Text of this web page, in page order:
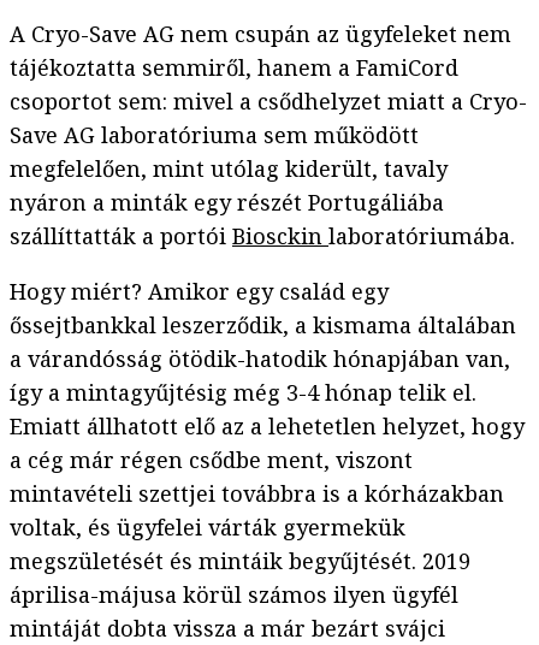
A Cryo-Save AG nem csupán az ügyfeleket nem
tájékoztatta semmiről, hanem a FamiCord
csoportot sem: mivel a csődhelyzet miatt a Cryo-
Save AG laboratóriuma sem működött
megfelelően, mint utólag kiderült, tavaly
nyáron a minták egy részét Portugáliába
szállíttatták a portói Biosckin laboratóriumába.
Hogy miért? Amikor egy család egy
őssejtbankkal leszerződik, a kismama általában
a várandósság ötödik-hatodik hónapjában van,
így a mintagyűjtésig még 3-4 hónap telik el.
Emiatt állhatott elő az a lehetetlen helyzet, hogy
a cég már régen csődbe ment, viszont
mintavételi szettjei továbbra is a kórházakban
voltak, és ügyfelei várták gyermekük
megszületését és mintáik begyűjtését. 2019
áprilisa-májusa körül számos ilyen ügyfél
mintáját dobta vissza a már bezárt svájci